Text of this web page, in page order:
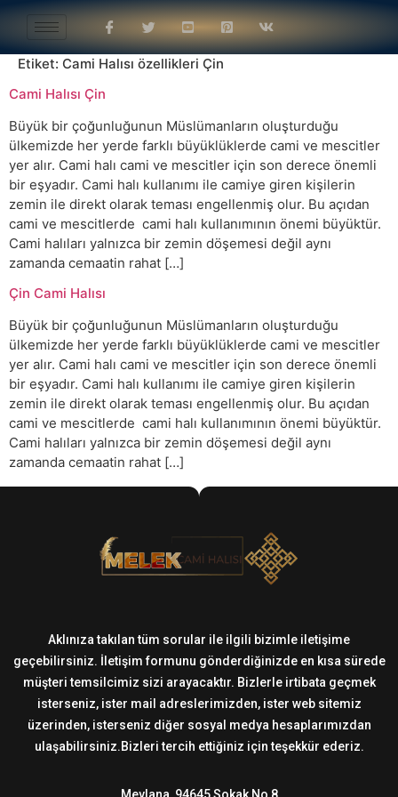
Etiket: Cami Halısı özellikleri Çin
Cami Halısı Çin
Büyük bir çoğunluğunun Müslümanların oluşturduğu
ülkemizde her yerde farklı büyüklüklerde cami ve mescitler
yer alır. Cami halı cami ve mescitler için son derece önemli
bir eşyadır. Cami halı kullanımı ile camiye giren kişilerin
zemin ile direkt olarak teması engellenmiş olur. Bu açıdan
cami ve mescitlerde cami halı kullanımının önemi büyüktür.
Cami halıları yalnızca bir zemin döşemesi değil aynı
zamanda cemaatin rahat […]
Çin Cami Halısı
Büyük bir çoğunluğunun Müslümanların oluşturduğu
ülkemizde her yerde farklı büyüklüklerde cami ve mescitler
yer alır. Cami halı cami ve mescitler için son derece önemli
bir eşyadır. Cami halı kullanımı ile camiye giren kişilerin
zemin ile direkt olarak teması engellenmiş olur. Bu açıdan
cami ve mescitlerde cami halı kullanımının önemi büyüktür.
Cami halıları yalnızca bir zemin döşemesi değil aynı
zamanda cemaatin rahat […]
Aklınıza takılan tüm sorular ile ilgili bizimle iletişime
geçebilirsiniz. İletişim formunu gönderdiğinizde en kısa sürede
müşteri temsilcimiz sizi arayacaktır. Bizlerle irtibata geçmek
isterseniz, ister mail adreslerimizden, ister web sitemiz
üzerinden, isterseniz diğer sosyal medya hesaplarımızdan
ulaşabilirsiniz.Bizleri tercih ettiğiniz için teşekkür ederiz.